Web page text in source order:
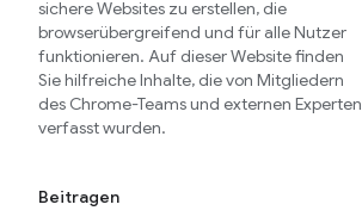
sichere Websites zu erstellen, die
browserübergreifend und für alle Nutzer
funktionieren. Auf dieser Website finden
Sie hilfreiche Inhalte, die von Mitgliedern
des Chrome-Teams und externen Experten
verfasst wurden.
Beitragen